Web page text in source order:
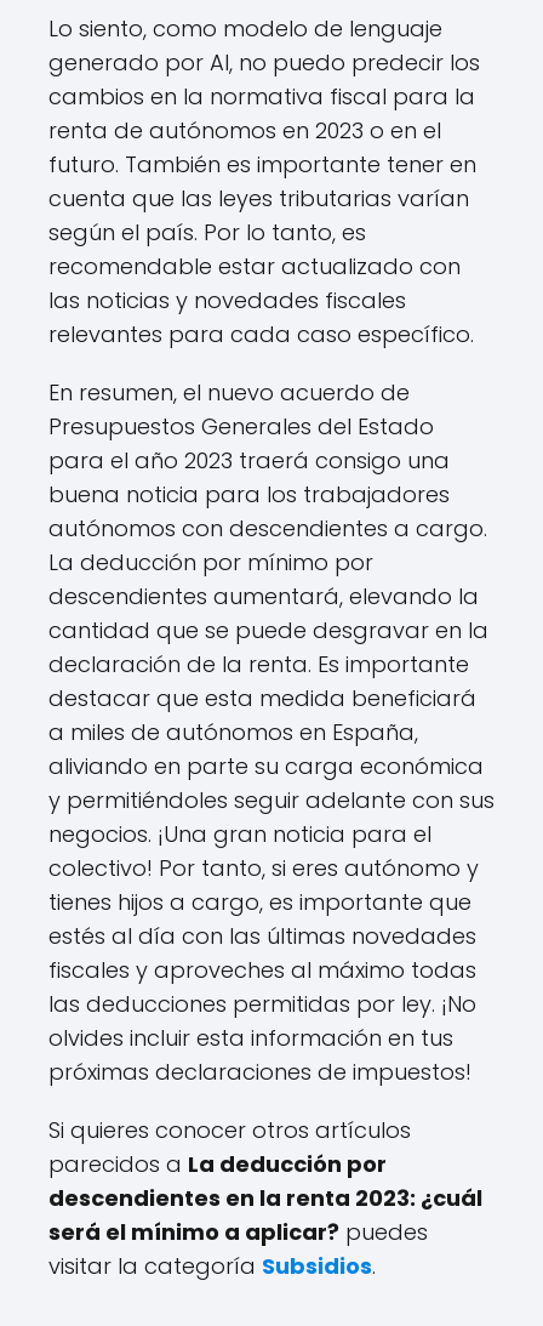
Lo siento, como modelo de lenguaje
generado por AI, no puedo predecir los
cambios en la normativa fiscal para la
renta de autónomos en 2023 o en el
futuro. También es importante tener en
cuenta que las leyes tributarias varían
según el país. Por lo tanto, es
recomendable estar actualizado con
las noticias y novedades fiscales
relevantes para cada caso específico.
En resumen, el nuevo acuerdo de
Presupuestos Generales del Estado
para el año 2023 traerá consigo una
buena noticia para los trabajadores
autónomos con descendientes a cargo.
La deducción por mínimo por
descendientes aumentará, elevando la
cantidad que se puede desgravar en la
declaración de la renta. Es importante
destacar que esta medida beneficiará
a miles de autónomos en España,
aliviando en parte su carga económica
y permitiéndoles seguir adelante con sus
negocios. ¡Una gran noticia para el
colectivo! Por tanto, si eres autónomo y
tienes hijos a cargo, es importante que
estés al día con las últimas novedades
fiscales y aproveches al máximo todas
las deducciones permitidas por ley. ¡No
olvides incluir esta información en tus
próximas declaraciones de impuestos!
Si quieres conocer otros artículos
parecidos a La deducción por
descendientes en la renta 2023: ¿cuál
será el mínimo a aplicar? puedes
visitar la categoría Subsidios.